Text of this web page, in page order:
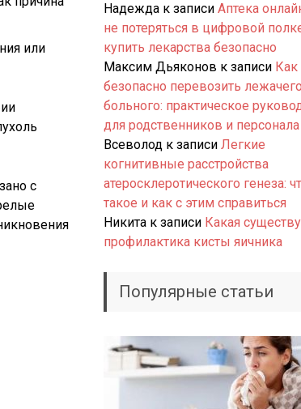
или
с
Надежда к записи Аптека
не потеряться в цифровой
купить лекарства безопасно
Максим Дьяконов к записи Как
безопасно перевозить лежачего
больного: практическое
для родственников и персонала
Всеволод к записи Легкие
когнитивные расстройства
атеросклеротического генеза:
такое и как с этим справиться
Никита к записи Какая
профилактика кисты яичника
Популярные статьи